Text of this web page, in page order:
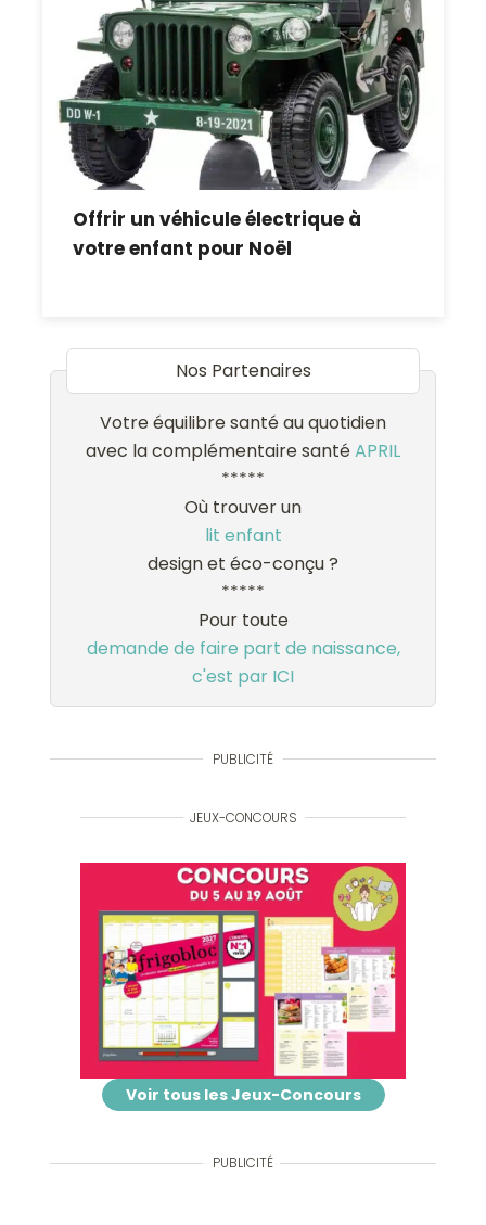
Offrir un véhicule électrique à
votre enfant pour Noël
Nos Partenaires
Votre équilibre santé au quotidien
avec la complémentaire santéAPRIL
*****
Où trouver un
lit enfant
design et éco-conçu ?
*****
Pour toute
demande de faire part de naissance,
c'est par ICI
PUBLICITÉ
JEUX-CONCOURS
Voir tous les Jeux-Concours
PUBLICITÉ